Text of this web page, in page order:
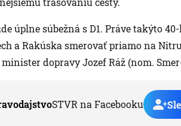
úplne súbežná s D1. Práve takýto
a Rakúska smerovať priamo na
dopravy Jozef Ráž (nom.
STVR na Facebooku